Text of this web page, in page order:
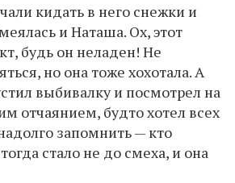
кидать в него снежки и
и Наташа. Ох, этот
будь он неладен! Не
но она тоже хохотала. А
выбивалку и посмотрел на
отчаянием, будто хотел всех
запомнить — кто
стало не до смеха, и она